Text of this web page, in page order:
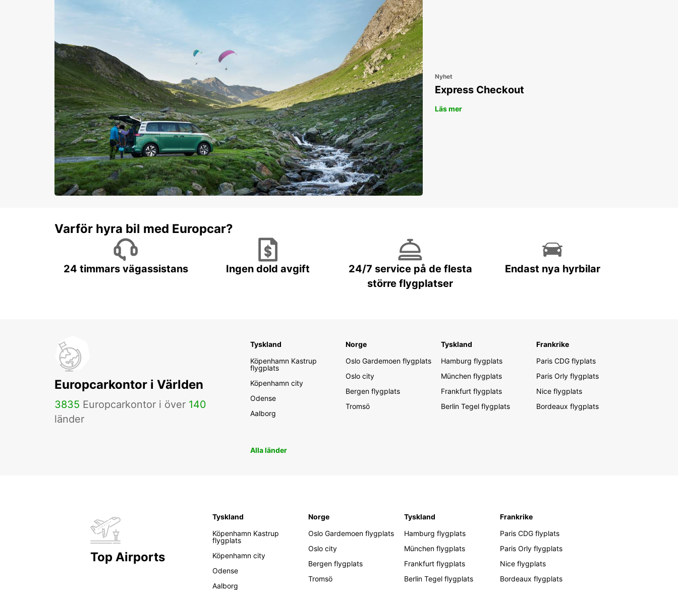
Nyhet
Express Checkout
Läs mer
Varför hyra bil med Europcar?
24 timmars vägassistans Ingen dold avgift
24/7 service på de flesta
större flygplatser
Endast nya hyrbilar
Europcarkontor i Världen
3835 Europcarkontor i över 140
länder
Tyskland
Köpenhamn Kastrup
flygplats
Köpenhamn city
Odense
Aalborg
Norge
Oslo Gardemoen flygplats
Oslo city
Bergen flygplats
Tromsö
Tyskland
Hamburg flygplats
München flygplats
Frankfurt flygplats
Berlin Tegel flygplats
Frankrike
Paris CDG flyplats
Paris Orly flygplats
Nice flygplats
Bordeaux flygplats
Alla länder
Top Airports
Tyskland
Köpenhamn Kastrup
flygplats
Köpenhamn city
Odense
Aalborg
Norge
Oslo Gardemoen flygplats
Oslo city
Bergen flygplats
Tromsö
Tyskland
Hamburg flygplats
München flygplats
Frankfurt flygplats
Berlin Tegel flygplats
Frankrike
Paris CDG flyplats
Paris Orly flygplats
Nice flygplats
Bordeaux flygplats